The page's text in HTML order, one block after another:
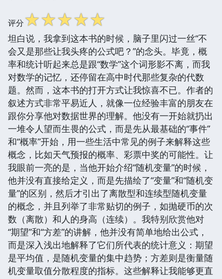
评分☆☆☆☆☆
坦白说，我拿到这本书的时候，脑子里闪过一丝“不
会又是那些让我头疼的公式吧？”的念头。毕竟，概
率和统计听起来总是跟“数学”这个词形影不离，而我
对数学的记忆，还停留在高中时代那些复杂的代数
题。然而，这本书的打开方式让我惊喜不已。作者的
叙述方式非常平易近人，就像一位经验丰富的朋友在
跟你分享他对数据世界的理解。他没有一开始就扔出
一堆令人望而生畏的公式，而是先从最基础的“事件”
和“概率”开始，用一些生活中常见的例子来解释这些
概念，比如天气预报的概率、彩票中奖的可能性。让
我眼前一亮的是，当他开始介绍“随机变量”的时候，
他并没有直接给定义，而是先描绘了“变量”和“随机变
量”的区别，然后才引出了离散型和连续型随机变量
的概念，并且列举了非常贴切的例子，如抛硬币的次
数（离散）和人的身高（连续）。我特别欣赏他对
“期望”和“方差”的讲解，他并没有简单地给出公式，
而是深入浅出地解释了它们所代表的统计意义：期望
是平均值，是随机变量的集中趋势；方差则是衡量随
机变量取值分散程度的指标。这些解释让我能够更直